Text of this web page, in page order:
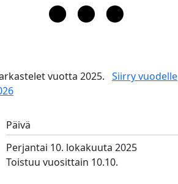
vuotta 2025. Siirry vuodelle
Päivä
Perjantai 10. lokakuuta 2025
Toistuu vuosittain 10.10.